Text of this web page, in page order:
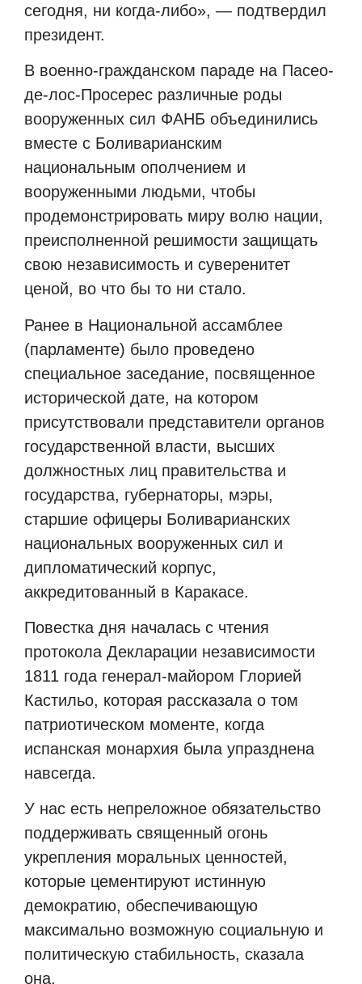
сегодня, ни когда-либо», — подтвердил
президент.
В военно-гражданском параде на Пасео-
де-лос-Просерес различные роды
вооруженных сил ФАНБ объединились
вместе с Боливарианским
национальным ополчением и
вооруженными людьми, чтобы
продемонстрировать миру волю нации,
преисполненной решимости защищать
свою независимость и суверенитет
ценой, во что бы то ни стало.
Ранее в Национальной ассамблее
(парламенте) было проведено
специальное заседание, посвященное
исторической дате, на котором
присутствовали представители органов
государственной власти, высших
должностных лиц правительства и
государства, губернаторы, мэры,
старшие офицеры Боливарианских
национальных вооруженных сил и
дипломатический корпус,
аккредитованный в Каракасе.
Повестка дня началась с чтения
протокола Декларации независимости
1811 года генерал-майором Глорией
Кастильо, которая рассказала о том
патриотическом моменте, когда
испанская монархия была упразднена
навсегда.
У нас есть непреложное обязательство
поддерживать священный огонь
укрепления моральных ценностей,
которые цементируют истинную
демократию, обеспечивающую
максимально возможную социальную и
политическую стабильность, сказала
она.